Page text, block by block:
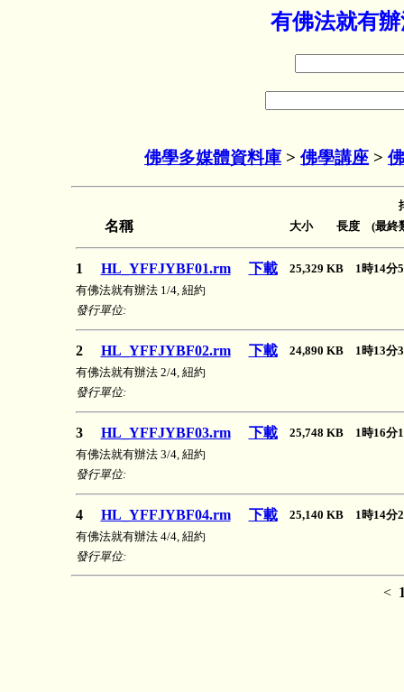
有佛法就有
佛學多媒體資料庫 > 佛學講座 >
名稱 大小 長度 (最終
1 HL_YFFJYBF01.rm 下載
25,329 KB 1時14
有佛法就有辦法 1/4, 紐約
發行單位:
2 HL_YFFJYBF02.rm 下載
24,890 KB 1時13
有佛法就有辦法 2/4, 紐約
發行單位:
3 HL_YFFJYBF03.rm 下載
25,748 KB 1時16
有佛法就有辦法 3/4, 紐約
發行單位:
4 HL_YFFJYBF04.rm 下載
25,140 KB 1時14
有佛法就有辦法 4/4, 紐約
發行單位:
<